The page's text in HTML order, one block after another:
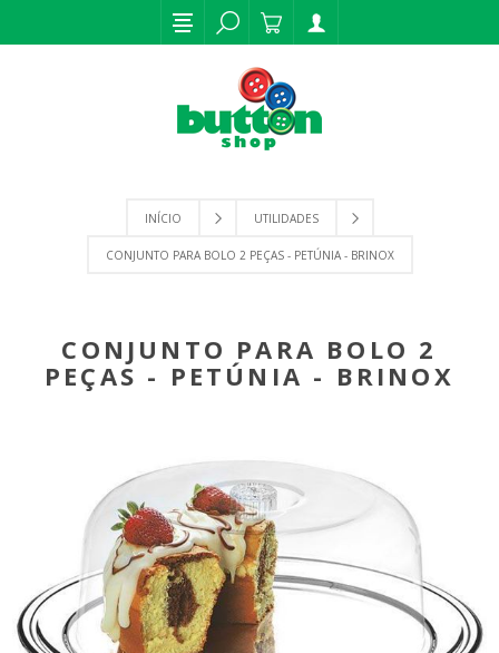
INÍCIO UTILIDADES
CONJUNTO PARA BOLO 2 PEÇAS - PETÚNIA - BRINOX
CONJUNTO PARA BOLO 2
PEÇAS - PETÚNIA - BRINOX